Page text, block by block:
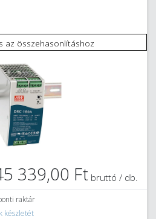
az összehasonlításhoz
339,00 Ft bruttó / db.
raktár
készletét